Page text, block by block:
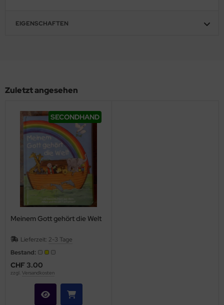
EIGENSCHAFTEN
Zuletzt angesehen
SECONDHAND
Meinem Gott gehört die Welt
Lieferzeit: 2-3 Tage
Bestand:
CHF 3.00
zzgl. Versandkosten